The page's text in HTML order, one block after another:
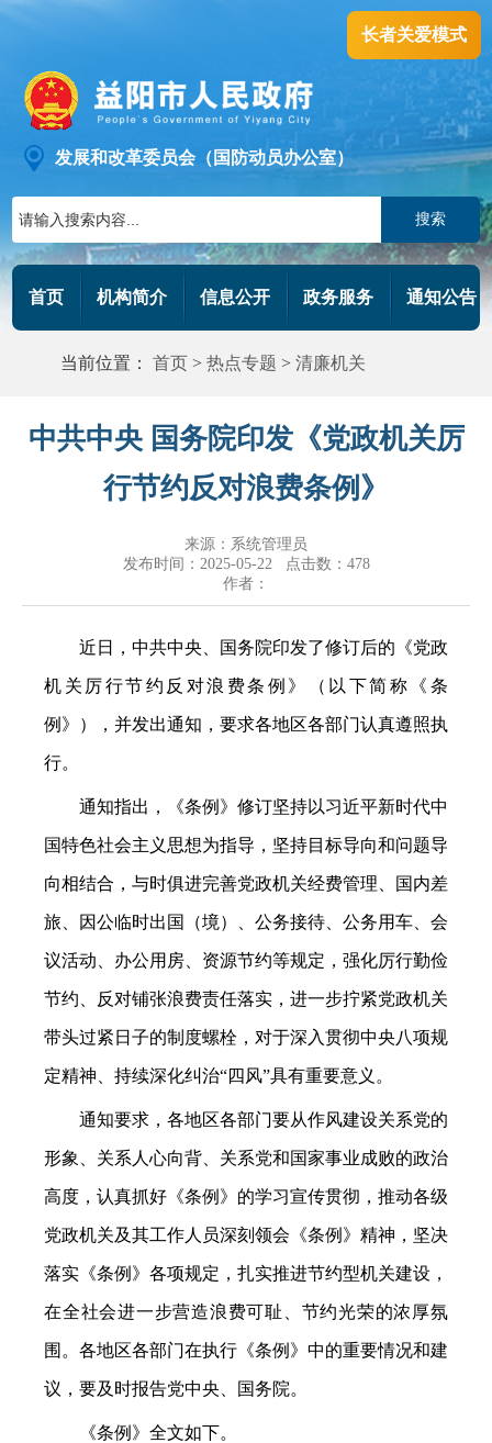
长者关爱模式
发展和改革委员会（国防动员办公室）
搜索
首页 机构简介 信息公开 政务服务 通知公告
当前位置： 首页 > 热点专题 > 清廉机关
中共中央 国务院印发《党政机关厉
行节约反对浪费条例》
来源：系统管理员
发布时间：2025-05-22 点击数： 478
作者：
近日，中共中央、国务院印发了修订后的《党政
机关厉行节约反对浪费条例》（以下简称《条
例》），并发出通知，要求各地区各部门认真遵照执
行。
通知指出，《条例》修订坚持以习近平新时代中
国特色社会主义思想为指导，坚持目标导向和问题导
向相结合，与时俱进完善党政机关经费管理、国内差
旅、因公临时出国（境）、公务接待、公务用车、会
议活动、办公用房、资源节约等规定，强化厉行勤俭
节约、反对铺张浪费责任落实，进一步拧紧党政机关
带头过紧日子的制度螺栓，对于深入贯彻中央八项规
定精神、持续深化纠治“四风”具有重要意义。
通知要求，各地区各部门要从作风建设关系党的
形象、关系人心向背、关系党和国家事业成败的政治
高度，认真抓好《条例》的学习宣传贯彻，推动各级
党政机关及其工作人员深刻领会《条例》精神，坚决
落实《条例》各项规定，扎实推进节约型机关建设，
在全社会进一步营造浪费可耻、节约光荣的浓厚氛
围。各地区各部门在执行《条例》中的重要情况和建
议，要及时报告党中央、国务院。
《条例》全文如下。